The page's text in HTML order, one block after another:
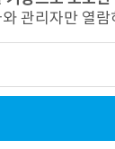
관리자만 열